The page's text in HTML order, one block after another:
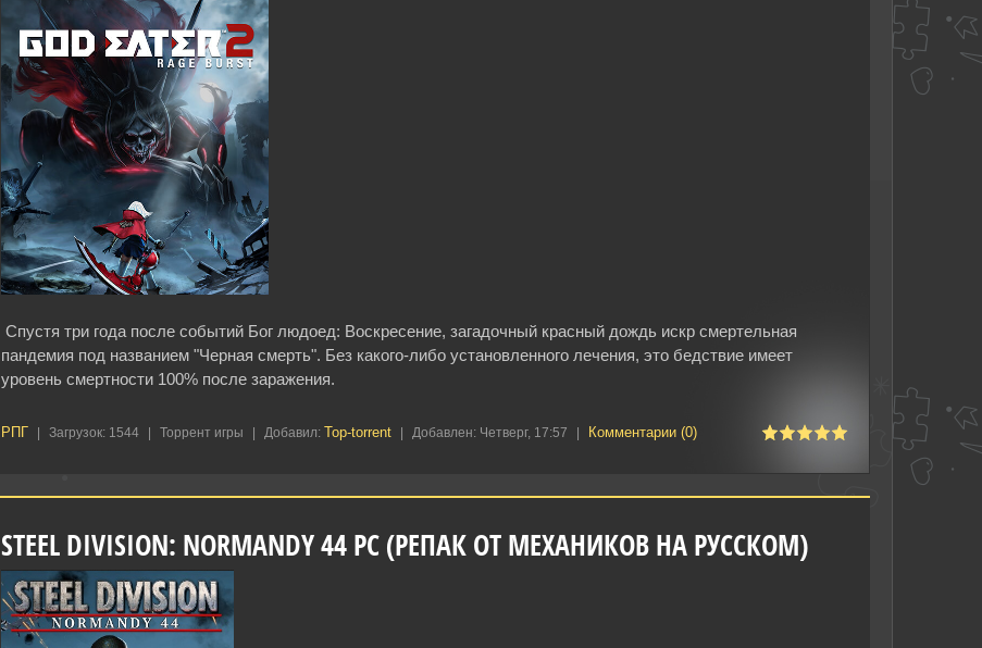
Спустя три года после событий Бог людоед: Воскресение, загадочный красный дождь искр смертельная
пандемия под названием "Черная смерть". Без какого-либо установленного лечения, это бедствие имеет
уровень смертности 100% после заражения.
РПГ Загрузок: 1544 Торрент игры Добавил: Top-torrent Добавлен: Четверг, 17:57 Комментарии (0)
STEEL DIVISION: NORMANDY 44 PC (РЕПАК ОТ МЕХАНИКОВ НА РУССКОМ)